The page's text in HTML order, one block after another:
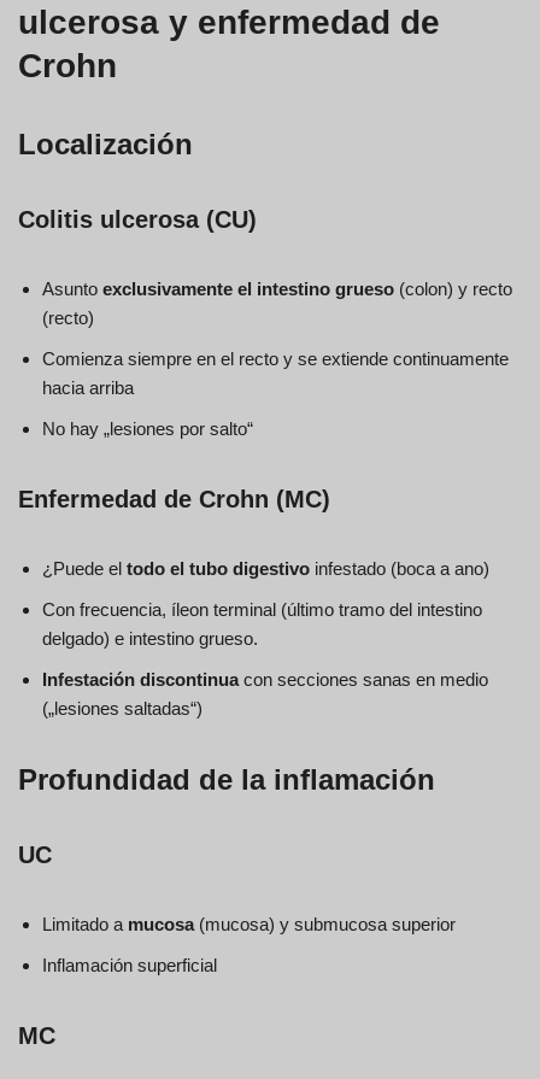
ulcerosa y enfermedad de
Crohn
Localización
Colitis ulcerosa (CU)
Asunto exclusivamente el intestino grueso (colon) y recto
(recto)
Comienza siempre en el recto y se extiende continuamente
hacia arriba
No hay „lesiones por salto“
Enfermedad de Crohn (MC)
¿Puede el todo el tubo digestivo infestado (boca a ano)
Con frecuencia, íleon terminal (último tramo del intestino
delgado) e intestino grueso.
Infestación discontinuacon secciones sanas en medio
(„lesiones saltadas“)
Profundidad de la inflamación
UC
Limitado a mucosa(mucosa) y submucosa superior
Inflamación superficial
MC